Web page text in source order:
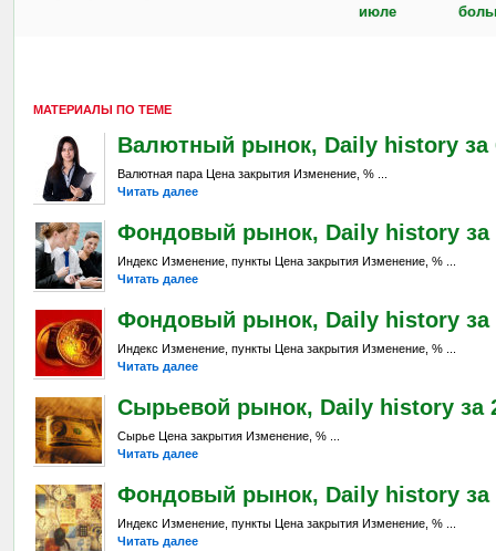
июле
МАТЕРИАЛЫ ПО ТЕМЕ
Валютный рынок, Daily history за
Валютная пара Цена закрытия Изменение, % ...
Читать далее
Фондовый рынок, Daily history за
Индекс Изменение, пункты Цена закрытия Изменение, % ...
Читать далее
Фондовый рынок, Daily history за
Индекс Изменение, пункты Цена закрытия Изменение, % ...
Читать далее
Сырьевой рынок, Daily history за
Сырье Цена закрытия Изменение, % ...
Читать далее
Фондовый рынок, Daily history за
Индекс Изменение, пункты Цена закрытия Изменение, % ...
Читать далее